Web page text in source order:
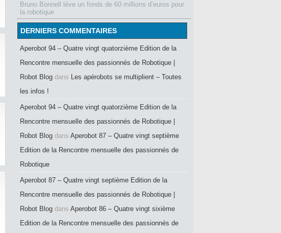
Bruno Bonnell lève un fonds de 60 millions d’euros pour
la robotique
DERNIERS COMMENTAIRES
Aperobot 94 – Quatre vingt quatorzième Edition de la
Rencontre mensuelle des passionnés de Robotique |
Robot Blog dans Les apérobots se multiplient – Toutes
les infos !
Aperobot 94 – Quatre vingt quatorzième Edition de la
Rencontre mensuelle des passionnés de Robotique |
Robot Blog dans Aperobot 87 – Quatre vingt septième
Edition de la Rencontre mensuelle des passionnés de
Robotique
Aperobot 87 – Quatre vingt septième Edition de la
Rencontre mensuelle des passionnés de Robotique |
Robot Blog dans Aperobot 86 – Quatre vingt sixième
Edition de la Rencontre mensuelle des passionnés de